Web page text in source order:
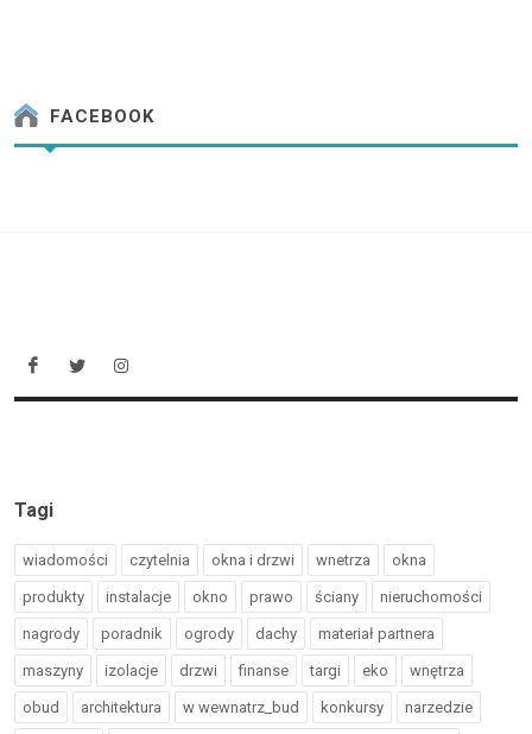
FACEBOOK
Tagi
wiadomości czytelnia okna i drzwi wnetrza okna
produkty instalacje okno prawo ściany nieruchomości
nagrody poradnik ogrody dachy materiał partnera
maszyny izolacje drzwi finanse targi eko wnętrza
obud architektura w wewnatrz_bud konkursy narzedzie